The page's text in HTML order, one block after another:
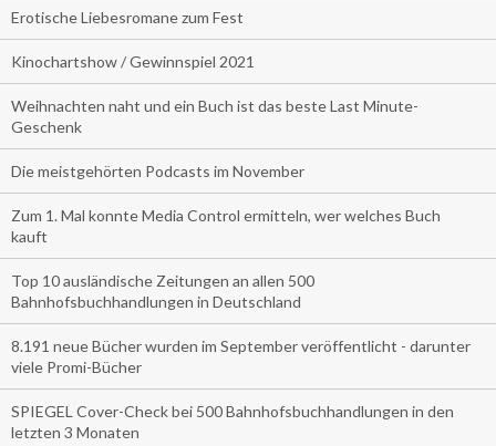
Erotische Liebesromane zum Fest
Kinochartshow / Gewinnspiel 2021
Weihnachten naht und ein Buch ist das beste Last Minute-
Geschenk
Die meistgehörten Podcasts im November
Zum 1. Mal konnte Media Control ermitteln, wer welches Buch
kauft
Top 10 ausländische Zeitungen an allen 500
Bahnhofsbuchhandlungen in Deutschland
8.191 neue Bücher wurden im September veröffentlicht - darunter
viele Promi-Bücher
SPIEGEL Cover-Check bei 500 Bahnhofsbuchhandlungen in den
letzten 3 Monaten